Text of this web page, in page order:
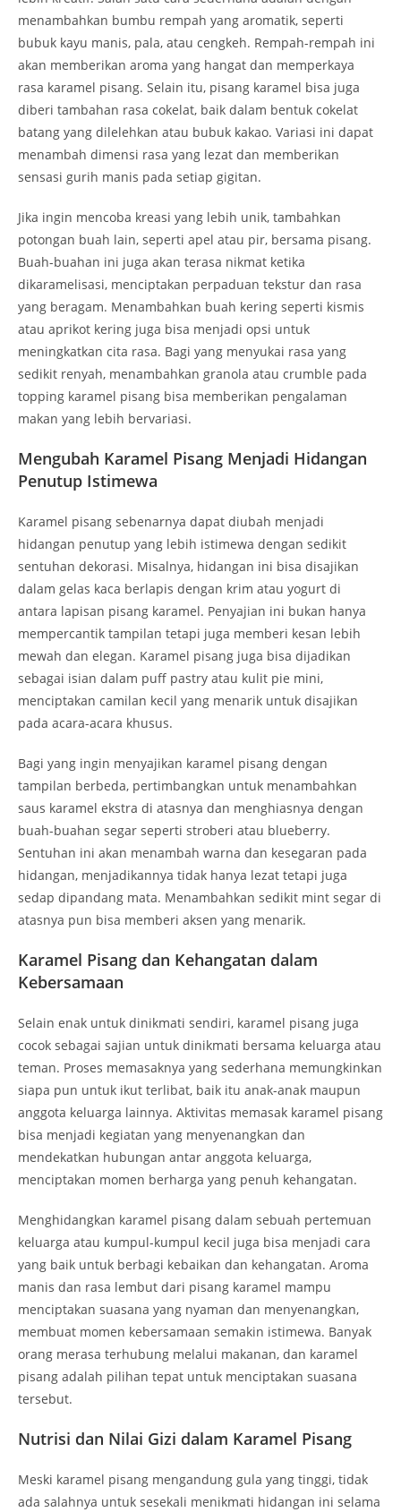
menambahkan bumbu rempah yang aromatik, seperti
bubuk kayu manis, pala, atau cengkeh. Rempah-rempah ini
akan memberikan aroma yang hangat dan memperkaya
rasa karamel pisang. Selain itu, pisang karamel bisa juga
diberi tambahan rasa cokelat, baik dalam bentuk cokelat
batang yang dilelehkan atau bubuk kakao. Variasi ini dapat
menambah dimensi rasa yang lezat dan memberikan
sensasi gurih manis pada setiap gigitan.
Jika ingin mencoba kreasi yang lebih unik, tambahkan
potongan buah lain, seperti apel atau pir, bersama pisang.
Buah-buahan ini juga akan terasa nikmat ketika
dikaramelisasi, menciptakan perpaduan tekstur dan rasa
yang beragam. Menambahkan buah kering seperti kismis
atau aprikot kering juga bisa menjadi opsi untuk
meningkatkan cita rasa. Bagi yang menyukai rasa yang
sedikit renyah, menambahkan granola atau crumble pada
topping karamel pisang bisa memberikan pengalaman
makan yang lebih bervariasi.
Mengubah Karamel Pisang Menjadi Hidangan
Penutup Istimewa
Karamel pisang sebenarnya dapat diubah menjadi
hidangan penutup yang lebih istimewa dengan sedikit
sentuhan dekorasi. Misalnya, hidangan ini bisa disajikan
dalam gelas kaca berlapis dengan krim atau yogurt di
antara lapisan pisang karamel. Penyajian ini bukan hanya
mempercantik tampilan tetapi juga memberi kesan lebih
mewah dan elegan. Karamel pisang juga bisa dijadikan
sebagai isian dalam puff pastry atau kulit pie mini,
menciptakan camilan kecil yang menarik untuk disajikan
pada acara-acara khusus.
Bagi yang ingin menyajikan karamel pisang dengan
tampilan berbeda, pertimbangkan untuk menambahkan
saus karamel ekstra di atasnya dan menghiasnya dengan
buah-buahan segar seperti stroberi atau blueberry.
Sentuhan ini akan menambah warna dan kesegaran pada
hidangan, menjadikannya tidak hanya lezat tetapi juga
sedap dipandang mata. Menambahkan sedikit mint segar di
atasnya pun bisa memberi aksen yang menarik.
Karamel Pisang dan Kehangatan dalam
Kebersamaan
Selain enak untuk dinikmati sendiri, karamel pisang juga
cocok sebagai sajian untuk dinikmati bersama keluarga atau
teman. Proses memasaknya yang sederhana memungkinkan
siapa pun untuk ikut terlibat, baik itu anak-anak maupun
anggota keluarga lainnya. Aktivitas memasak karamel pisang
bisa menjadi kegiatan yang menyenangkan dan
mendekatkan hubungan antar anggota keluarga,
menciptakan momen berharga yang penuh kehangatan.
Menghidangkan karamel pisang dalam sebuah pertemuan
keluarga atau kumpul-kumpul kecil juga bisa menjadi cara
yang baik untuk berbagi kebaikan dan kehangatan. Aroma
manis dan rasa lembut dari pisang karamel mampu
menciptakan suasana yang nyaman dan menyenangkan,
membuat momen kebersamaan semakin istimewa. Banyak
orang merasa terhubung melalui makanan, dan karamel
pisang adalah pilihan tepat untuk menciptakan suasana
tersebut.
Nutrisi dan Nilai Gizi dalam Karamel Pisang
Meski karamel pisang mengandung gula yang tinggi, tidak
ada salahnya untuk sesekali menikmati hidangan ini selama